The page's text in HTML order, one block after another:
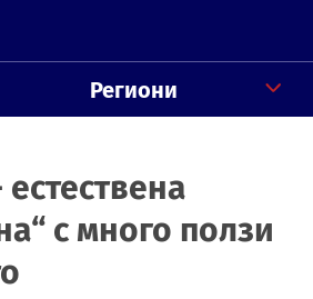
Региони
с много ползи